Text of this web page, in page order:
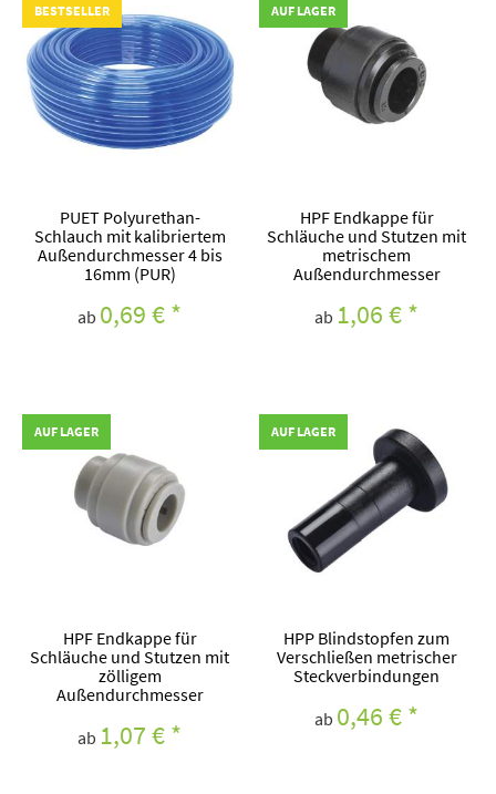
BESTSELLER
PUET Polyurethan-
Schlauch mit kalibriertem
Außendurchmesser 4 bis
16mm (PUR)
ab 0,69 €*
AUF LAGER
HPF Endkappe für
Schläuche und Stutzen mit
metrischem
Außendurchmesser
ab 1,06 €*
AUF LAGER
HPF Endkappe für
Schläuche und Stutzen mit
zölligem
Außendurchmesser
ab 1,07 €*
AUF LAGER
HPP Blindstopfen zum
Verschließen metrischer
Steckverbindungen
ab 0,46 €*